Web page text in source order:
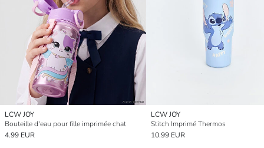
LCW JOY
Bouteille d'eau pour fille imprimée chat
4.99 EUR
LCW JOY
Stitch Imprimé Thermos
10.99 EUR